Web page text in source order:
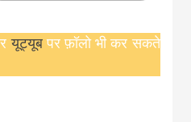
यूट्यूबपर फ़ॉलो भी कर सकते